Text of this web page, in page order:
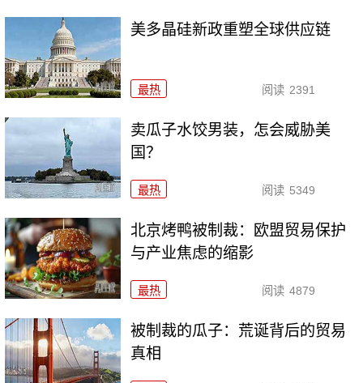
美多晶硅新政重塑全球供应链
最热 阅读 2391
卖瓜子水饺男装，怎会威胁美
国？
最热 阅读 5349
北京烤鸭被制裁：欧盟贸易保护
与产业焦虑的缩影
最热 阅读 4879
被制裁的瓜子：荒诞背后的贸易
真相